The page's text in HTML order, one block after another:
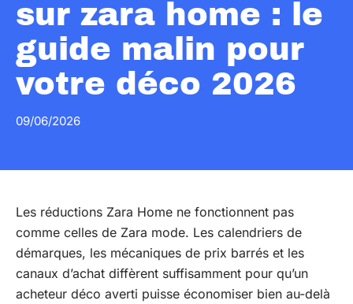
sur zara home : le
guide malin pour
votre déco 2026
09/06/2026
Les réductions Zara Home ne fonctionnent pas
comme celles de Zara mode. Les calendriers de
démarques, les mécaniques de prix barrés et les
canaux d’achat diffèrent suffisamment pour qu’un
acheteur déco averti puisse économiser bien au-delà